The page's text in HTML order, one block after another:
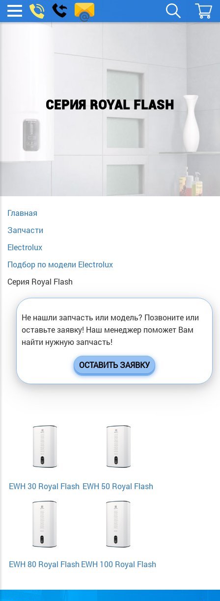
МЕНЮ
boylera@yandex.ru
Заказать
звонок
СЕРИЯ ROYAL FLASH
Главная
Запчасти
Electrolux
Подбор по модели Electrolux
Серия Royal Flash
Не нашли запчасть или модель? Позвоните или
оставьте заявку! Наш менеджер поможет Вам
найти нужную запчасть!
ОСТАВИТЬ ЗАЯВКУ
EWH 30 Royal Flash EWH 50 Royal Flash
EWH 80 Royal Flash EWH 100 Royal Flash